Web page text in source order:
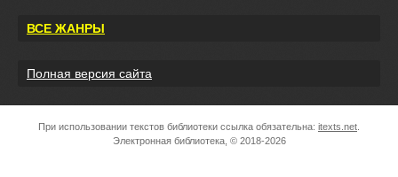
ВСЕ ЖАНРЫ
Полная версия сайта
При использовании текстов библиотеки ссылка обязательна: itexts.net
Электронная библиотека, © 2018-2026